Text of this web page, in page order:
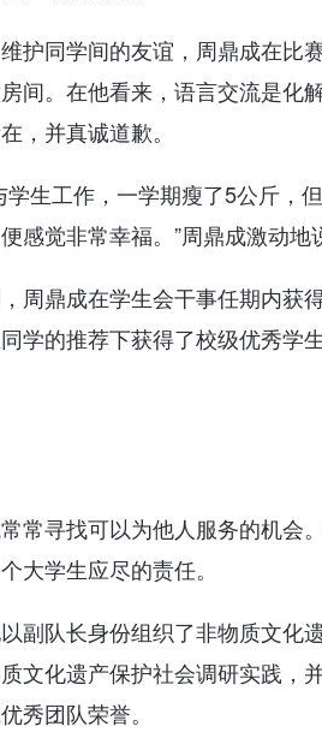
护同学间的友谊，周鼎成在比
间。在他看来，语言交流是化
，并真诚道歉。
生工作，一学期瘦了5公斤，
感觉非常幸福。”周鼎成激动地
周鼎成在学生会干事任期内获
学的推荐下获得了校级优秀学
常寻找可以为他人服务的机会
大学生应尽的责任。
副队长身份组织了非物质文化
文化遗产保护社会调研实践，
秀团队荣誉。